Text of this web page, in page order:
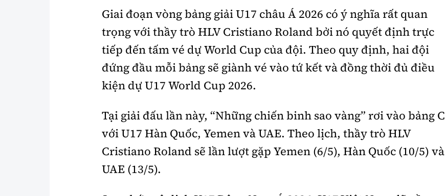
Giai đoạn vòng bảng giải U17 châu Á 2026 có ý nghĩa rất quan
trọng với thầy trò HLV Cristiano Roland bởi nó quyết định trực
tiếp đến tấm vé dự World Cup của đội. Theo quy định, hai đội
đứng đầu mỗi bảng sẽ giành vé vào tứ kết và đồng thời đủ điều
kiện dự U17 World Cup 2026.
Tại giải đấu lần này, “Những chiến binh sao vàng” rơi vào bảng C
với U17 Hàn Quốc, Yemen và UAE. Theo lịch, thầy trò HLV
Cristiano Roland sẽ lần lượt gặp Yemen (6/5), Hàn Quốc (10/5) và
UAE (13/5).